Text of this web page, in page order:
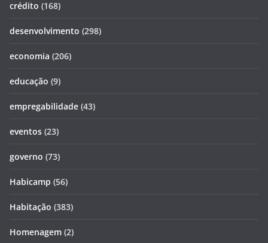
crédito (168)
desenvolvimento (298)
economia (206)
educação (9)
empregabilidade (43)
eventos (23)
governo (73)
Habicamp (56)
Habitação (383)
Homenagem (2)